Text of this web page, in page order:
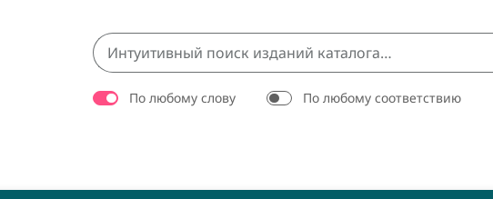
По любому слову По любому соответствию